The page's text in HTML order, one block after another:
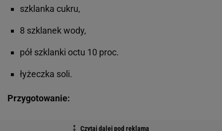
szklanka cukru,
8 szklanek wody,
pół szklanki octu 10 proc.
łyżeczka soli.
Przygotowanie: